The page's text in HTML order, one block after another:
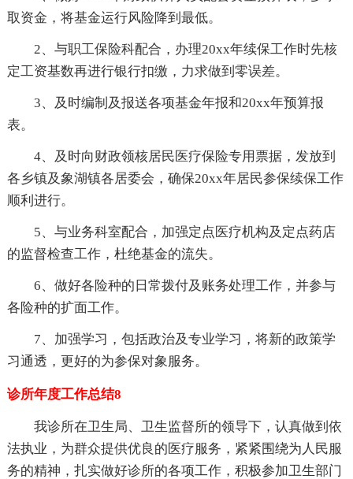
取资金，将基金运行风险降到最低。
2、与职工保险科配合，办理20xx年续保工作时先核
定工资基数再进行银行扣缴，力求做到零误差。
3、及时编制及报送各项基金年报和20xx年预算报
表。
4、及时向财政领核居民医疗保险专用票据，发放到
各乡镇及象湖镇各居委会，确保20xx年居民参保续保工作
顺利进行。
5、与业务科室配合，加强定点医疗机构及定点药店
的监督检查工作，杜绝基金的流失。
6、做好各险种的日常拨付及账务处理工作，并参与
各险种的扩面工作。
7、加强学习，包括政治及专业学习，将新的政策学
习通透，更好的为参保对象服务。
诊所年度工作总结8
我诊所在卫生局、卫生监督所的领导下，认真做到依
法执业，为群众提供优良的医疗服务，紧紧围绕为人民服
务的精神，扎实做好诊所的各项工作，积极参加卫生部门